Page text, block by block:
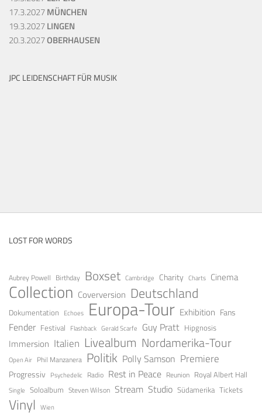
17.3.2027MÜNCHEN
19.3.2027LINGEN
20.3.2027OBERHAUSEN
JPC LEIDENSCHAFT FÜR MUSIK
LOST FOR WORDS
Aubrey Powell Birthday Boxset Cambridge Charity Charts Cinema
Collection Coverversion Deutschland
Dokumentation Echoes Europa-Tour Exhibition Fans
Fender Festival Flashback Gerald Scarfe Guy Pratt Hipgnosis
Immersion Italien Livealbum Nordamerika-Tour
Open Air Phil Manzanera Politik Polly Samson Premiere
Progressiv Psychedelic Radio Rest in Peace Reunion Royal Albert Hall
Single Soloalbum Steven Wilson Stream Studio Südamerika Tickets
Vinyl Wien